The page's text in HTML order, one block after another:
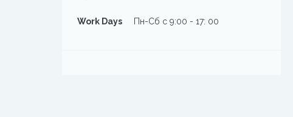
Work Days Пн-Сб с 9:00 - 17: 00